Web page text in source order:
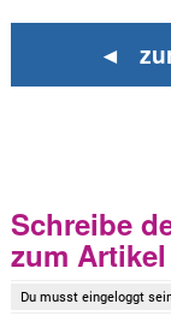
◄
Schreibe
zum Artikel